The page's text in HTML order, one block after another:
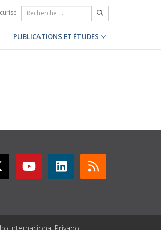
PUBLICATIONS ET ÉTUDES